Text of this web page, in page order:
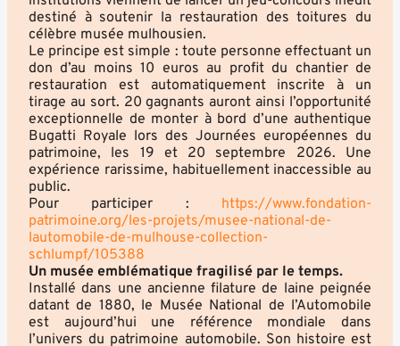
destiné à soutenir la restauration des toitures du
célèbre musée mulhousien.
Le principe est simple : toute personne effectuant un
don d’au moins 10 euros au profit du chantier de
restauration est automatiquement inscrite à un
tirage au sort. 20 gagnants auront ainsi l’opportunité
exceptionnelle de monter à bord d’une authentique
Bugatti Royale lors des Journées européennes du
patrimoine, les 19 et 20 septembre 2026. Une
expérience rarissime, habituellement inaccessible au
public.
Pour participer : https://www.fondation-
patrimoine.org/les-projets/musee-national-de-
lautomobile-de-mulhouse-collection-
schlumpf/105388
Un musée emblématique fragilisé par le temps.
Installé dans une ancienne filature de laine peignée
datant de 1880, le Musée National de l’Automobile
est aujourd’hui une référence mondiale dans
l’univers du patrimoine automobile. Son histoire est